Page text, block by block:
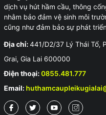
dịch vụ hút hầm cầu, thông
nhằm bảo đảm vệ sinh môi
cũng như đảm bảo sự phát
Địa chỉ:441/D2/37 Lý Thái Tổ,
Grai, Gia Lai 600000
Điện thoại:0855.481.777
Email: